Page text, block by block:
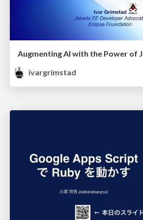
Augmenting AI with the Power of
ivargrimstad